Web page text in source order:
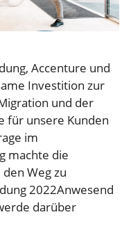
Accenture und
Investition zur
und der
für unsere Kunden
im
machte die
Weg zu
2022Anwesend
darüber